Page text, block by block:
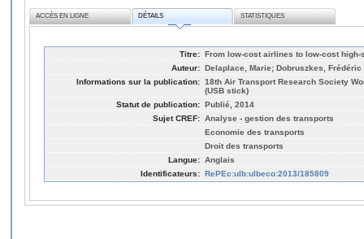
ACCÈS EN LIGNE DÉTAILS STATISTIQUES
Titre: From low-cost airlines to low-cost
Auteur: Delaplace, Marie; Dobruszkes, Frédéric
Informations sur la publication: 18th Air Transport Research Society
(USB stick)
Statut de publication: Publié, 2014
Sujet CREF: Analyse - gestion des transports
Economie des transports
Droit des transports
Langue: Anglais
Identificateurs: RePEc:ulb:ulbeco:2013/185809